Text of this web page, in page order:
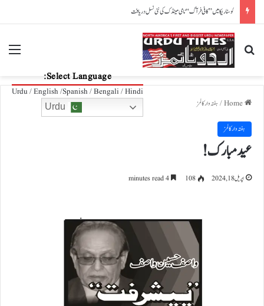
Select Language:
Urdu / English /Spanish / Bengali / Hindi
فیفا ورلڈکپ میں میسی کو بم سے اڑانے کی دھمکی، مشکوک شخص کی رونالڈو کے ہوٹل آمد کا انکشاف
Search for
/ ہفتہ وار کالمز
ہفتہ وار کالمز
عید مبارک!
اپریل 18, 2024 108